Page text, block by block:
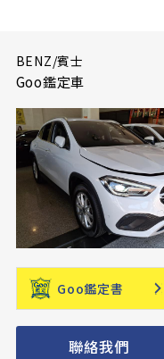
BENZ/賓士
Goo鑑定車
Goo鑑定書
聯絡我們